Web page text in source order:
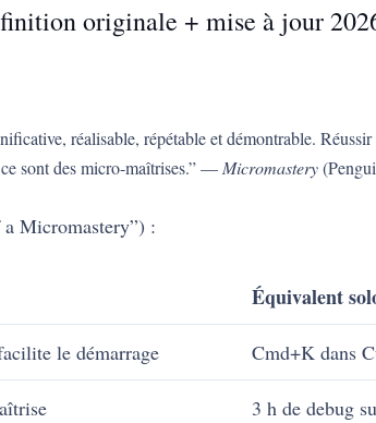
originale + mise à jour
réalisable, répétable et démontrable.
sont des micro-maîtrises.” —Micromastery
Micromastery”) :
Équivalent
le démarrage Cmd+K dans
3 h de debug